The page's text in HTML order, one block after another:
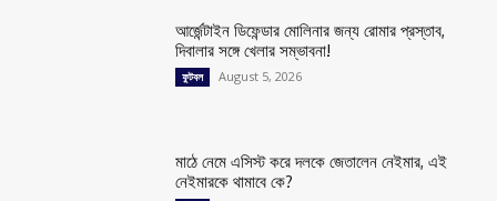
আর্জেন্টাইন ডিফেন্ডার মোলিনার জন্য রোমার প্রস্তাব,
দিবালার সঙ্গে খেলার সম্ভাবনা!
ফুটবল August 5, 2026
মাঠে নেমে এসিস্ট করে দলকে জেতালেন নেইমার, এই
নেইমারকে থামাবে কে?